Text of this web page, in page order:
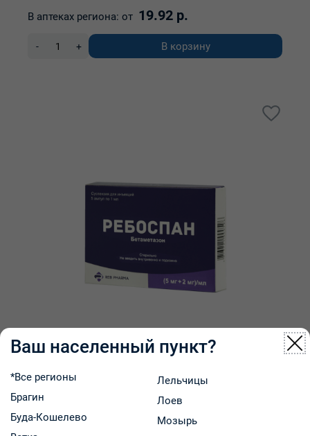
В аптеках региона: от 19.92 р.
- + В корзину
Ребоспан суспензия для инъекций 5мг/мл 2мг/мл
Ваш населенный пункт?
*Все регионы
Брагин
Буда-Кошелево
Лельчицы
Лоев
Мозырь